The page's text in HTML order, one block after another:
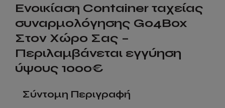
Ενοικίαση Container ταχείας
συναρμολόγησης Go4Box
Στον Χώρο Σας –
Περιλαμβάνεται εγγύηση
ύψους 1000€
Σύντομη Περιγραφή